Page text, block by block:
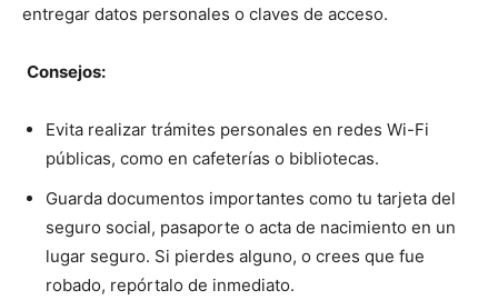
entregar datos personales o claves de acceso.
Consejos:
Evita realizar trámites personales en redes Wi-Fi
públicas, como en cafeterías o bibliotecas.
Guarda documentos importantes como tu tarjeta del
seguro social, pasaporte o acta de nacimiento en un
lugar seguro. Si pierdes alguno, o crees que fue
robado, repórtalo de inmediato.